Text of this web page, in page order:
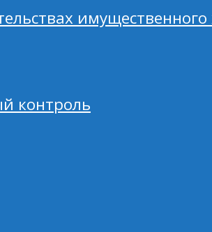
контроль